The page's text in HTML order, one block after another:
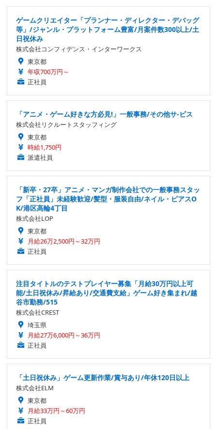
ゲームクリエイター「プランナー・ディレクター・デバッグ
等」/ジャンル・プラットフォーム豊富/月案件数300以上/土
日祝休み
株式会社コンフィデンス・インターワークス
東京都
年収700万円～
正社員
「アニメ・ゲーム好きな方必見!」一般事務/その他サ-ビス
株式会社リクルートスタッフィング
東京都
時給1,750円
派遣社員
「新卒・27卒」アニメ・マンガ制作会社での一般事務スタッ
フ「正社員」未経験歓迎/髪型・服装自由/ネイル・ピアスO
K/港区高輪4丁目
株式会社LOP
東京都
月給26万2,500円～32万円
正社員
注目タイトルのテストプレイヤー募集「月給30万円以上可
能/土日祝休み/昇給あり/交通費支給」ゲーム好き集まれ/越
谷市勤務/515
株式会社CREST
埼玉県
月給27万6,000円～36万円
正社員
「土日祝休み」ゲーム更新作業/賞与あり/年休120日以上
株式会社ELM
東京都
月給33万円～60万円
正社員